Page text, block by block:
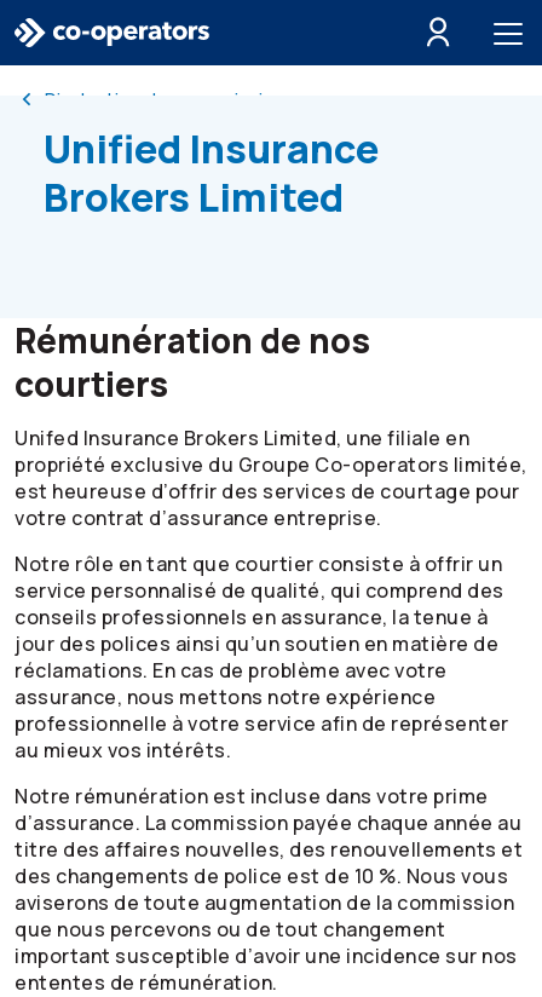
Passer à la recherche
Passer au menu principal
Passer au contenu principal
Passer au pied de page
Divulgation des commissions
Unified Insurance
Brokers Limited
Rémunération de nos
courtiers
Unifed Insurance Brokers Limited, une filiale en
propriété exclusive du Groupe Co-operators limitée,
est heureuse d’offrir des services de courtage pour
votre contrat d’assurance entreprise.
Notre rôle en tant que courtier consiste à offrir un
service personnalisé de qualité, qui comprend des
conseils professionnels en assurance, la tenue à
jour des polices ainsi qu’un soutien en matière de
réclamations. En cas de problème avec votre
assurance, nous mettons notre expérience
professionnelle à votre service afin de représenter
au mieux vos intérêts.
Notre rémunération est incluse dans votre prime
d’assurance. La commission payée chaque année au
titre des affaires nouvelles, des renouvellements et
des changements de police est de 10 %. Nous vous
aviserons de toute augmentation de la commission
que nous percevons ou de tout changement
important susceptible d’avoir une incidence sur nos
ententes de rémunération.